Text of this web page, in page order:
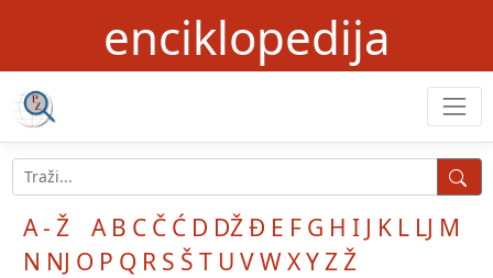
enciklopedija
A - Ž A B C Č Ć D DŽĐ E F G H I J K L LJ M
N NJ O P Q R S Š T U VWXYZŽ